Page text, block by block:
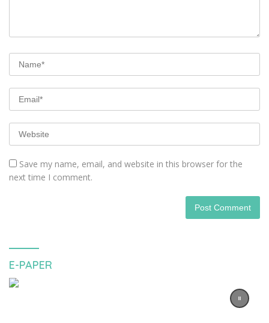
Save my name, email, and website in this browser for the
next time I comment.
E-PAPER